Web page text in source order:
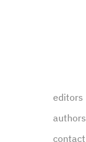
editors
authors
contact